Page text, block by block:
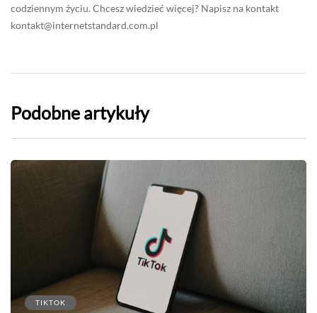
codziennym życiu. Chcesz wiedzieć więcej? Napisz na kontakt
kontakt@internetstandard.com.pl
Podobne artykuły
TIKTOK